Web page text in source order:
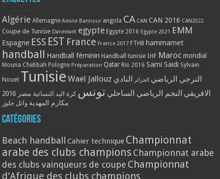
Algérie Allemagne Amine Bannour angola CA CAN CAN 2016 CAN2022
Coupe de Tunisie Danemark egypte Egypte 2016 Egypte 2021 EMM
Espagne ESS EST France France 2017 FTHB hammamet
handball Handball féminin Handball tunisie IHF Maroc mondial
Mouna Chebbah Pologne Préparation Qatar Rio 2016 Sami Saidi Sylvain
Nouet Tunisie Wael Jallouz الترجي الرياضي الجزائر النادي
الافريقي النجم الرياضي الساحلي تونس كرة اليد النسائية مصر 2016
مكارم المهدية وائل جلوز
Catégories
Beach handball Cahier technique Championnat
arabe des clubs champions Championnat arabe
des clubs vainqueurs de coupe Championnat
d'Afrique des clubs champions